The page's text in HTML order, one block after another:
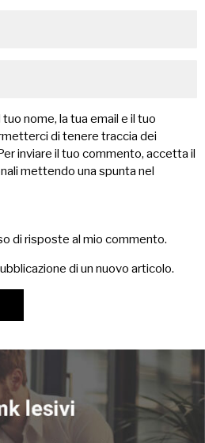
nome, la tua email e il tuo
di tenere traccia dei
inviare il tuo commento, accetta il
mettendo una spunta nel
di risposte al mio commento.
di un nuovo articolo.